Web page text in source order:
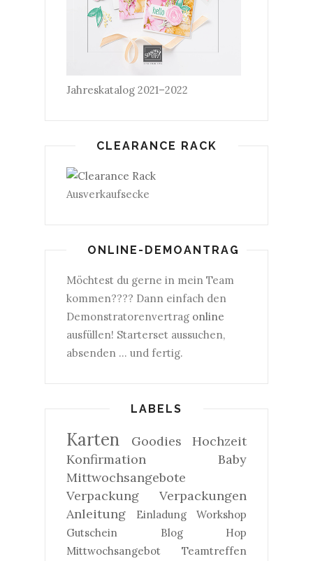
Jahreskatalog 2021–2022
CLEARANCE RACK
Ausverkaufsecke
ONLINE-DEMOANTRAG
Möchtest du gerne in mein Team
kommen???? Dann einfach den
Demonstratorenvertrag online
ausfüllen! Starterset aussuchen,
absenden ... und fertig.
LABELS
Karten Goodies
Hochzeit
Konfirmation
Baby
Mittwochsangebote
Verpackung
Verpackungen
Anleitung
Einladung
Workshop
Gutschein
Blog Hop
Mittwochsangebot
Teamtreffen